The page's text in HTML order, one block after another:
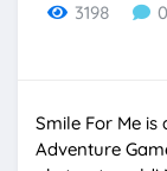
3198 0
Smile For Me
Adventure